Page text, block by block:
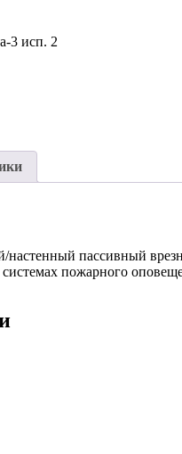
3 исп. 2
пассивный
пожарного